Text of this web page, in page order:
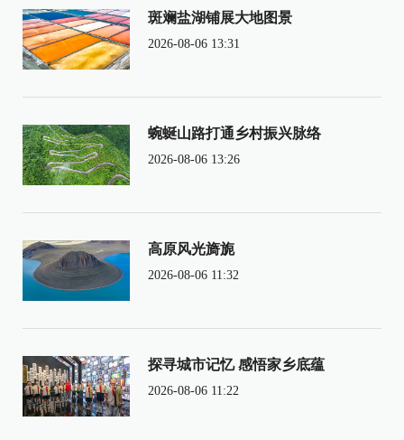
斑斓盐湖铺展大地图景
2026-08-06 13:31
蜿蜒山路打通乡村振兴脉络
2026-08-06 13:26
高原风光旖旎
2026-08-06 11:32
探寻城市记忆 感悟家乡底蕴
2026-08-06 11:22